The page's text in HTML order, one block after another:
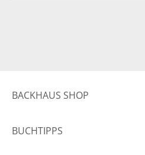
BACKHAUS SHOP
BUCHTIPPS